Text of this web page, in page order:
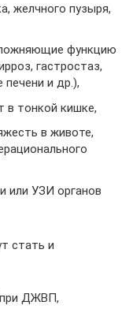
желчного пузыря,
функцию
гастростаз,
печени и др.),
в тонкой кишке,
в животе,
или УЗИ органов
стать и
ДЖВП,